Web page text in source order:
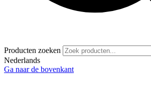
Producten zoeken
Nederlands
Ga naar de bovenkant